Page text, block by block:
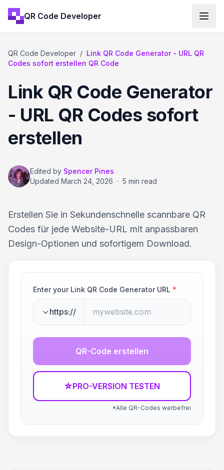
QR Code Developer
QR Code Developer / Link QR Code Generator - URL QR
Codes sofort erstellen QR Code
Link QR Code Generator
- URL QR Codes sofort
erstellen
Edited by Spencer Pines
Updated March 24, 2026 · 5 min read
Erstellen Sie in Sekundenschnelle scannbare QR
Codes für jede Website-URL mit anpassbaren
Design-Optionen und sofortigem Download.
Enter your Link QR Code Generator URL *
https://
QR-Code erstellen
☆PRO-VERSION TESTEN
*Alle QR-Codes werbefrei